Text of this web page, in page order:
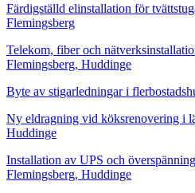
Färdigställd elinstallation för
Flemingsberg
Telekom, fiber och
Flemingsberg, Huddinge
Byte av stigarledningar i
Ny eldragning vid köksrenovering i
Huddinge
Installation av UPS och
Flemingsberg, Huddinge